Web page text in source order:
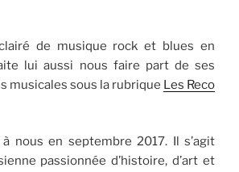
de musique rock et blues en
lui aussi nous faire part de ses
musicales sous la rubrique Les Reco
à nous en septembre 2017. Il s’agit
passionnée d’histoire, d’art et